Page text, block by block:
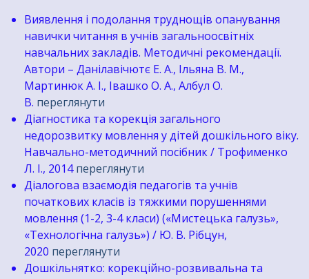
Виявлення і подолання труднощів опанування
навички читання в учнів загальноосвітніх
навчальних закладів. Методичні рекомендації.
Автори – Данілавічютє Е. А., Ільяна В. М.,
Мартинюк А. І., Івашко О. А., Албул О.
В. переглянути
Діагностика та корекція загального
недорозвитку мовлення у дітей дошкільного віку.
Навчально-методичний посібник / Трофименко
Л. І., 2014переглянути
Діалогова взаємодія педагогів та учнів
початкових класів із тяжкими порушеннями
мовлення (1-2, 3-4 класи) («Мистецька галузь»,
«Технологічна галузь») / Ю. В. Рібцун,
2020 переглянути
Дошкільнятко: корекційно-розвивальна та